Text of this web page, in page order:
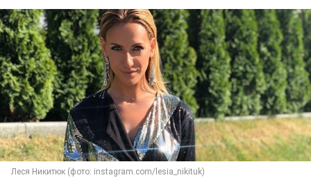
Леся Никитюк (фото: instagram.com/lesia_nikituk)